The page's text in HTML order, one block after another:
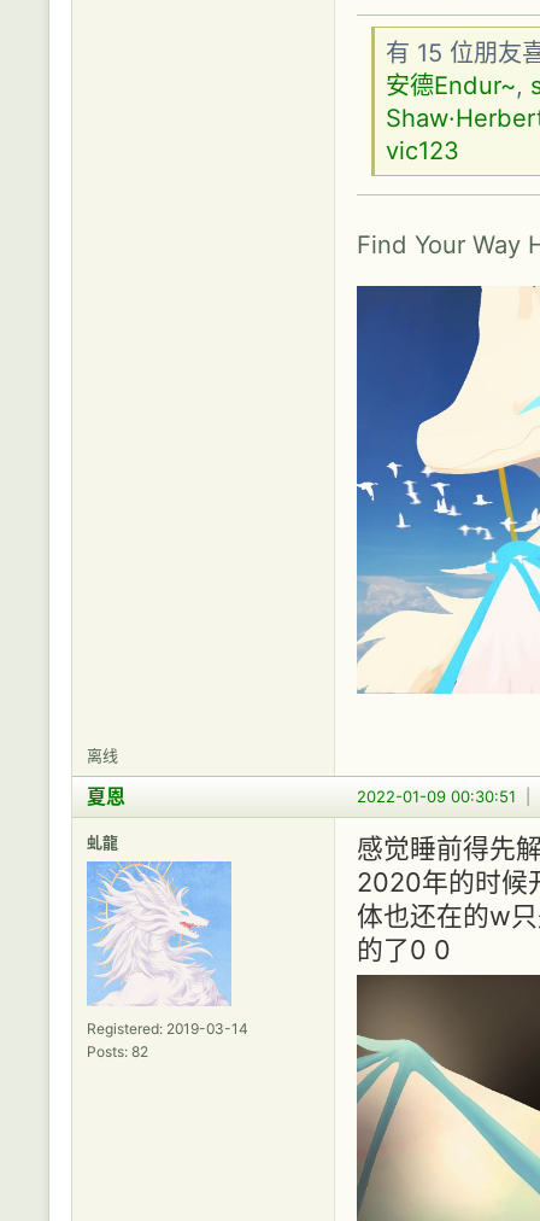
有 15 位朋友
安德Endur~,
vic123
Find Your Way
离线
2022-01-09 00:30:51
夏恩
虬龍
Registered: 2019-03-14
Posts: 82
感觉睡前得先
2020年的时候
体也还在的w
的了0 0